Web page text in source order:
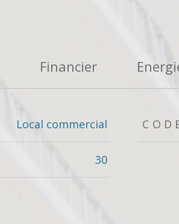
Financier
Local commercial
30